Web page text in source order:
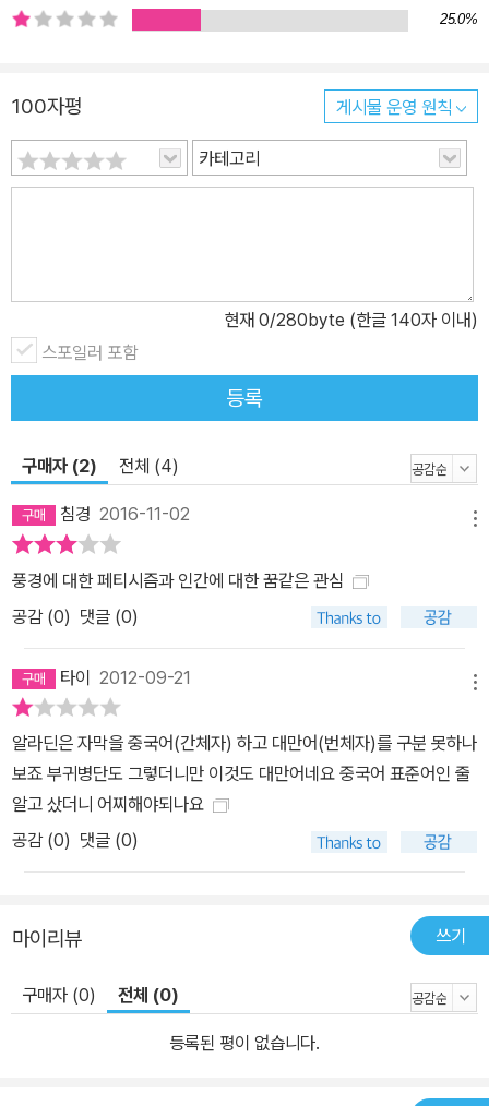
25.0%
100자평 게시물 운영 원칙
카테고리
현재 0/280byte (한글 140자 이내)
스포일러 포함
등록
구매자 (2) 전체 (4)
침경 2016-11-02
풍경에 대한 페티시즘과 인간에 대한 꿈같은 관심
공감 (0) 댓글 (0)
타이 2012-09-21
알라딘은 자막을 중국어(간체자) 하고 대만어(번체자)를 구분 못하나
보죠 부귀병단도 그렇더니만 이것도 대만어네요 중국어 표준어인 줄
알고 샀더니 어찌해야되나요
공감 (0) 댓글 (0)
마이리뷰 쓰기
구매자 (0) 전체 (0)
등록된 평이 없습니다.